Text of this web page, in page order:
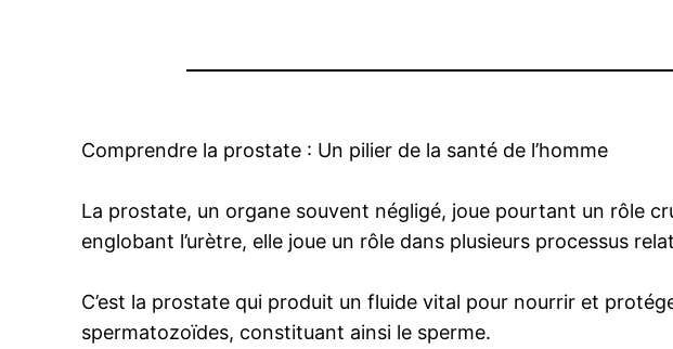
Comprendre la prostate : Un pilier de la santé de l’homme
La prostate, un organe souvent négligé, joue pourtant un rôle
englobant l’urètre, elle joue un rôle dans plusieurs processus
C’est la prostate qui produit un fluide vital pour nourrir et
spermatozoïdes, constituant ainsi le sperme.